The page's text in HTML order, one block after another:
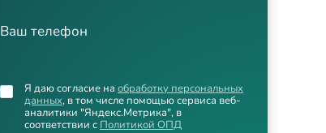
Ваш телефон
Я даю согласие на обработку персональных
данных, в том числе помощью сервиса веб-
аналитики "Яндекс.Метрика", в
соответствии с Политикой ОПД